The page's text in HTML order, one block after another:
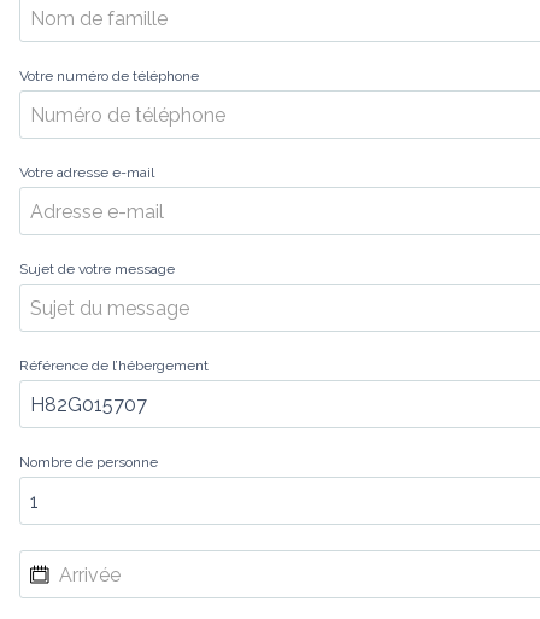
Votre numéro de téléphone
Votre adresse e-mail
Sujet de votre message
Référence de l’hébergement
Nombre de personne